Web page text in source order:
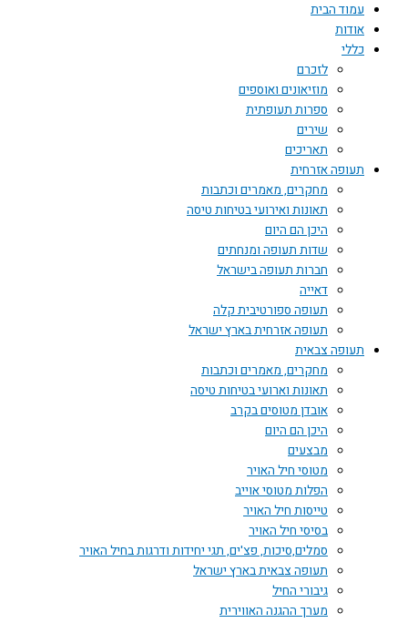
עמוד הבית
אודות
כללי
לזכרם
מוזיאונים ואוספים
ספרות תעופתית
שירים
תאריכים
תעופה אזרחית
מחקרים, מאמרים וכתבות
תאונות ואירועי בטיחות טיסה
היכן הם היום
שדות תעופה ומנחתים
חברות תעופה בישראל
דאייה
תעופה ספורטיבית קלה
תעופה אזרחית בארץ ישראל
תעופה צבאית
מחקרים, מאמרים וכתבות
תאונות וארועי בטיחות טיסה
אובדן מטוסים בקרב
היכן הם היום
מבצעים
מטוסי חיל האויר
הפלות מטוסי אוייב
טייסות חיל האויר
בסיסי חיל האויר
סמלים,סיכות, פצ'ים, תגי יחידות ודרגות בחיל האויר
תעופה צבאית בארץ ישראל
גיבורי החיל
מערך ההגנה האווירית